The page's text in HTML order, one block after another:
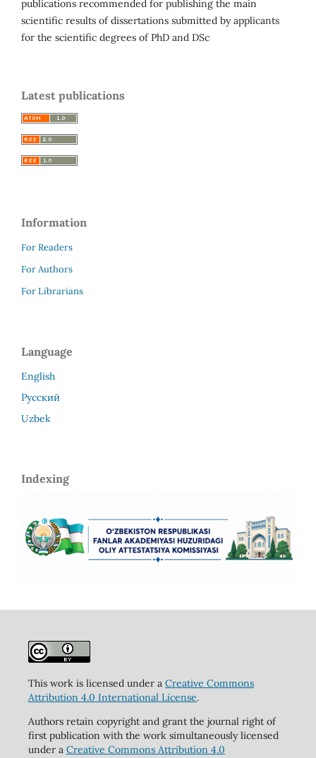
publications recommended for publishing the main
scientific results of dissertations submitted by applicants
for the scientific degrees of PhD and DSc
Latest publications
Information
For Readers
For Authors
For Librarians
Language
English
Русский
Uzbek
Indexing
This work is licensed under a Creative Commons
Attribution 4.0 International License.
Authors retain copyright and grant the journal right of
first publication with the work simultaneously licensed
under a Creative Commons Attribution 4.0